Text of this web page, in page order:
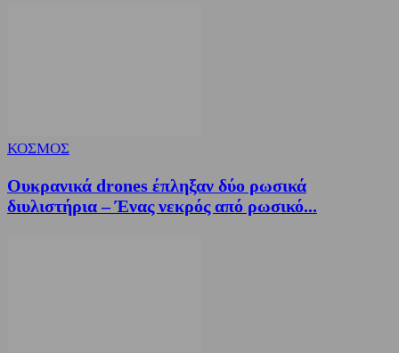
ΚΟΣΜΟΣ
Ουκρανικά drones έπληξαν δύο ρωσικά
διυλιστήρια – Ένας νεκρός από ρωσικό...